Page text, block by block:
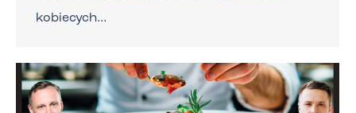
kobiecych…